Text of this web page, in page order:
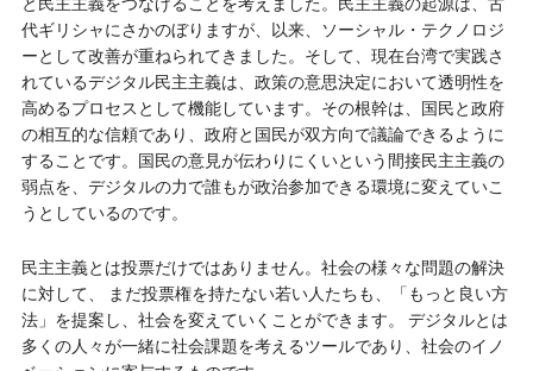
代ギリシャにさかのぼりますが、以来、ソーシャル・テクノロジ
ーとして改善が重ねられてきました。そして、現在台湾で実践さ
れているデジタル民主主義は、政策の意思決定において透明性を
高めるプロセスとして機能しています。その根幹は、国民と政府
の相互的な信頼であり、政府と国民が双方向で議論できるように
することです。国民の意見が伝わりにくいという間接民主主義の
弱点を、デジタルの力で誰もが政治参加できる環境に変えていこ
うとしているのです。
民主主義とは投票だけではありません。社会の様々な問題の解決
に対して、 まだ投票権を持たない若い人たちも、「もっと良い方
法」を提案し、社会を変えていくことができます。 デジタルとは
多くの人々が一緒に社会課題を考えるツールであり、社会のイノ